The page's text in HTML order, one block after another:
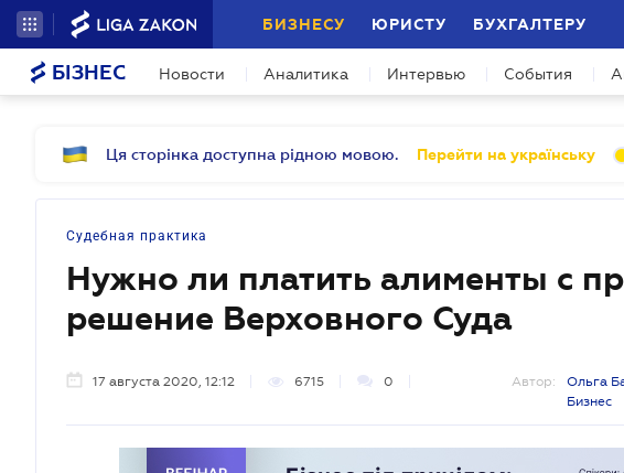
БИЗНЕСУ ЮРИСТУ БУХГАЛТЕРУ
БІЗНЕС Новости Аналитика Интервью События
Ця сторінка доступна рідною мовою. Перейти на українську
Судебная практика
Нужно ли платить алименты с
решение Верховного Суда
17 августа 2020, 12:12 6715 0 Автор:
Ольга
Бизнес